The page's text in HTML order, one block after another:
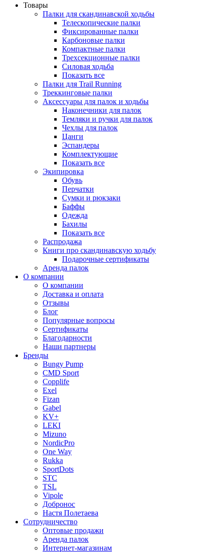
Товары
Палки для скандинавской ходьбы
Телескопические палки
Фиксированные палки
Карбоновые палки
Компактные палки
Трехсекционные палки
Силовая ходьба
Показать все
Палки для Trail Running
Треккинговые палки
Аксессуары для палок и ходьбы
Наконечники для палок
Темляки и ручки для палок
Чехлы для палок
Цанги
Эспандеры
Комплектующие
Показать все
Экипировка
Обувь
Перчатки
Сумки и рюкзаки
Баффы
Одежда
Бахилы
Показать все
Распродажа
Книги про скандинавскую ходьбу
Подарочные сертификаты
Аренда палок
О компании
О компании
Доставка и оплата
Отзывы
Блог
Популярные вопросы
Сертификаты
Благодарности
Наши партнеры
Бренды
Bungy Pump
CMD Sport
Copplife
Exel
Fizan
Gabel
KV+
LEKI
Mizuno
NordicPro
One Way
Rukka
SportDots
STC
TSL
Vipole
Добронос
Настя Полетаева
Сотрудничество
Оптовые продажи
Аренда палок
Интернет-магазинам